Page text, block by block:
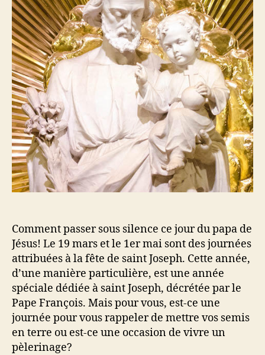
Comment passer sous silence ce jour du papa de
Jésus! Le 19 mars et le 1er mai sont des journées
attribuées à la fête de saint Joseph. Cette année,
d’une manière particulière, est une année
spéciale dédiée à saint Joseph, décrétée par le
Pape François. Mais pour vous, est-ce une
journée pour vous rappeler de mettre vos semis
en terre ou est-ce une occasion de vivre un
pèlerinage?